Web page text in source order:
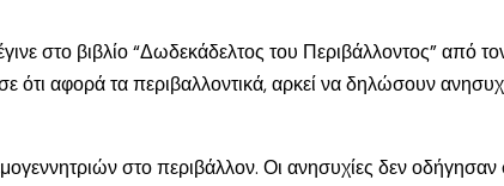
στο βιβλίο “Δωδεκάδελτος του Περιβάλλοντος” από
αφορά τα περιβαλλοντικά, αρκεί να δηλώσουν
στο περιβάλλον. Οι ανησυχίες δεν